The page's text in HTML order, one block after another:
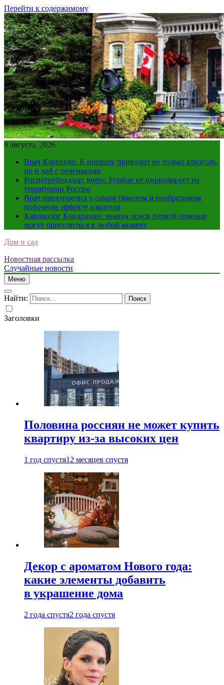
Перейти к содержимому
9 августа, 2026
Врач Карпенко: К циррозу приводит не только алкоголь,
но и чай с печеньками
Роспотребнадзор: вирус Бурбон не циркулирует на
территории России
Врач предупредил о самом тяжелом и необратимом
побочном эффекте алкоголя
Кардиолог Кондрахин: знания основ первой помощи
могут пригодиться в любой момент
Дом и сад
Новостная рассылка
Случайные новости
Меню
Найти:
Заголовки
Половина россиян не может купить
квартиру из-за высоких цен
1 год спустя12 месяцев спустя
Декор с ароматом Нового года:
какие элементы добавить
в украшение дома
2 года спустя2 года спустя